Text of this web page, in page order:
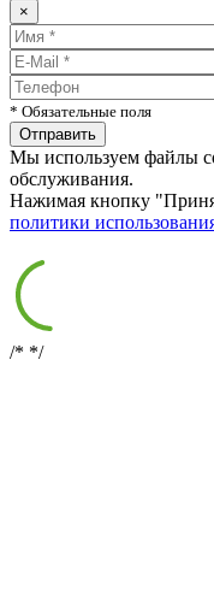
×
* Обязательные поля
Мы используем файлы
обслуживания.
Нажимая кнопку
политики
/* */